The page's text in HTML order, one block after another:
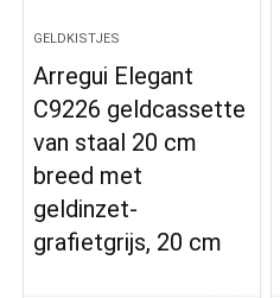
GELDKISTJES
Arregui Elegant
C9226 geldcassette
van staal 20 cm
breed met
geldinzet-
grafietgrijs, 20 cm